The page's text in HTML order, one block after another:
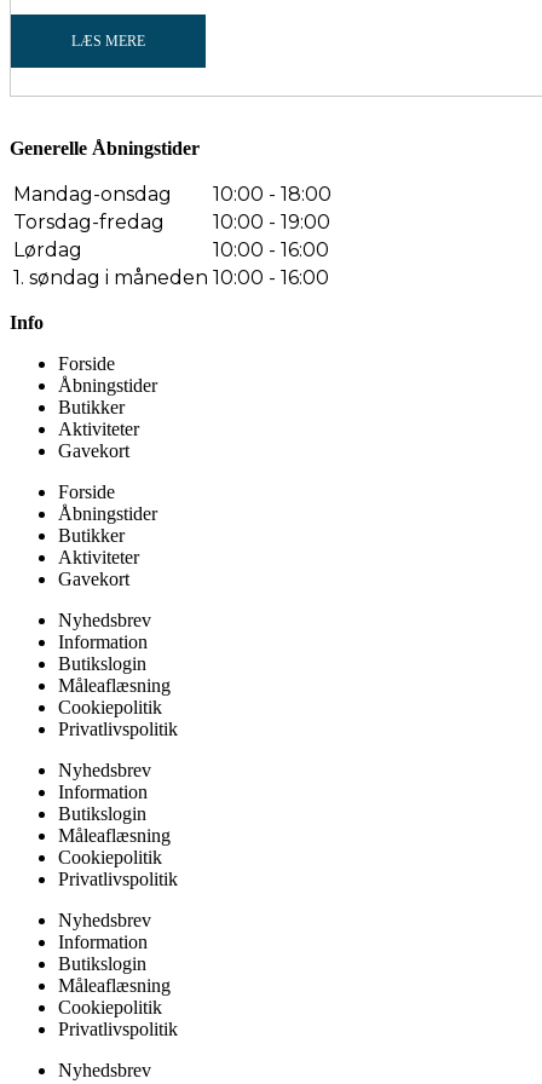
LÆS MERE
Generelle Åbningstider
Mandag-onsdag
10:00 - 18:00
Torsdag-fredag
10:00 - 19:00
Lørdag
10:00 - 16:00
1. søndag i måneden 10:00 - 16:00
Info
Forside
Åbningstider
Butikker
Aktiviteter
Gavekort
Forside
Åbningstider
Butikker
Aktiviteter
Gavekort
Nyhedsbrev
Information
Butikslogin
Måleaflæsning
Cookiepolitik
Privatlivspolitik
Nyhedsbrev
Information
Butikslogin
Måleaflæsning
Cookiepolitik
Privatlivspolitik
Nyhedsbrev
Information
Butikslogin
Måleaflæsning
Cookiepolitik
Privatlivspolitik
Nyhedsbrev